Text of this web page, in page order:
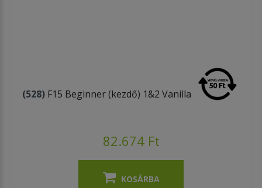
(528) F15 Beginner (kezdő) 1&2 Vanilla
82.674 Ft
KOSÁRBA